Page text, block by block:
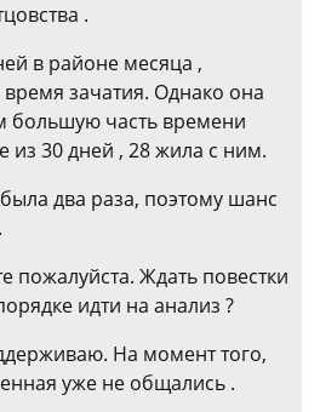
.
в районе месяца ,
зачатия. Однако она
большую часть времени
из 30 дней , 28 жила с ним.
два раза, поэтому шанс
пожалуйста. Ждать повестки
идти на анализ ?
На момент того,
уже не общались .